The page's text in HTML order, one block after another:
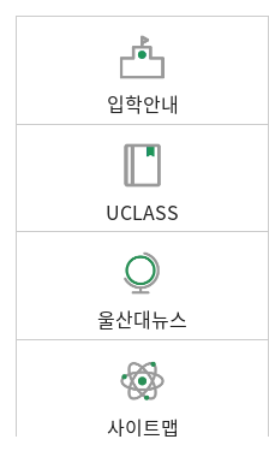
입학안내
UCLASS
울산대뉴스
사이트맵